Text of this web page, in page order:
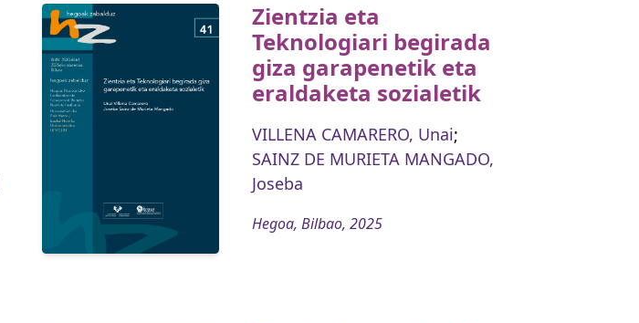
Zientzia eta
Teknologiari begirada
giza garapenetik eta
eraldaketa sozialetik
VILLENA CAMARERO, Unai;
SAINZ DE MURIETA MANGADO,
Joseba
Hegoa, Bilbao, 2025